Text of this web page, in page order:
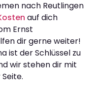
nach Reutlingen
auf dich
Ernst
dir gerne weiter!
ist der Schlüssel zu
wir stehen dir mit